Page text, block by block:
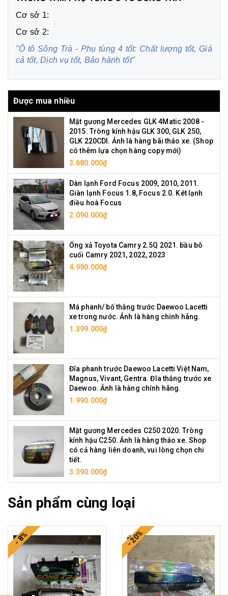
Cơ sở 1:
Cơ sở 2:
"Ô tô Sông Trà - Phụ tùng 4 tốt: Chất lượng tốt, Giá
cả tốt, Dịch vụ tốt, Bảo hành tốt"
Được mua nhiều
Mặt gương Mercedes GLK 4Matic 2008 -
2015. Tròng kính hậu GLK 300, GLK 250,
GLK 220CDI. Ảnh là hàng bãi tháo xe. (Shop
có thêm lựa chọn hàng copy mới)
3.680.000₫
Dàn lạnh Ford Focus 2009, 2010, 2011.
Giàn lạnh Focus 1.8, Focus 2.0. Két lạnh
điều hoà Focus
2.090.000₫
Ống xả Toyota Camry 2.5Q 2021. bầu bô
cuối Camry 2021, 2022, 2023
4.990.000₫
Má phanh/ bố thắng trước Daewoo Lacetti
xe trong nước. Ảnh là hàng chính hãng.
1.399.000₫
Đĩa phanh trước Daewoo Lacetti Việt Nam,
Magnus, Vivant, Gentra. Đĩa thắng trước xe
Daewoo. Ảnh là hàng chính hãng.
1.990.000₫
Mặt gương Mercedes C250 2020. Tròng
kính hậu C250. Ảnh là hàng tháo xe. Shop
có cả hàng liên doanh, vui lòng chọn chi
tiết.
3.390.000₫
Sản phẩm cùng loại
- 8% - 20%